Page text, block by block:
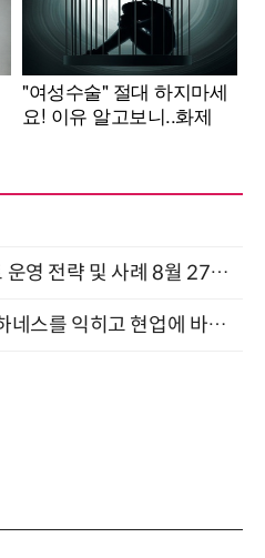
성과를 만드는 AI 에이전트 운영 전략 및 사례 8월 27일 개최
단 하루, 이론과 실습으로 하네스를 익히고 현업에 바로 쓰는 핸즈온 워크숍 (8/20)